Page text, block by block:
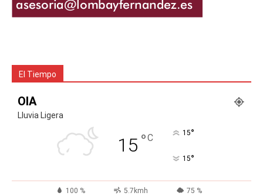
El Tiempo
OIA
Lluvia Ligera
15 °C 15°
15°
100 % 5.7kmh 75 %